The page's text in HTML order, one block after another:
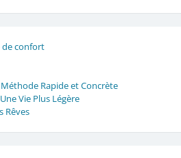
de confort
Méthode Rapide et Concrète
Vie Plus Légère
Rêves